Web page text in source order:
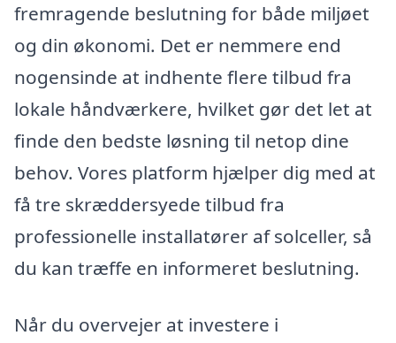
fremragende beslutning for både miljøet
og din økonomi. Det er nemmere end
nogensinde at indhente flere tilbud fra
lokale håndværkere, hvilket gør det let at
finde den bedste løsning til netop dine
behov. Vores platform hjælper dig med at
få tre skræddersyede tilbud fra
professionelle installatører af solceller, så
du kan træffe en informeret beslutning.
Når du overvejer at investere i